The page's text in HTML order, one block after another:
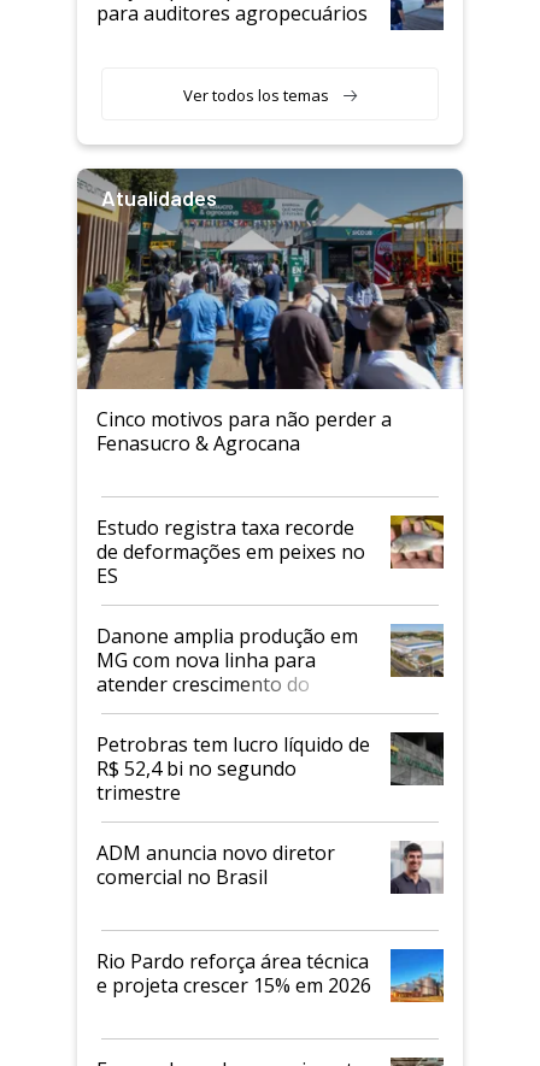
para auditores agropecuários
Ver todos los temas
Atualidades
Cinco motivos para não perder a
Fenasucro & Agrocana
Estudo registra taxa recorde
de deformações em peixes no
ES
Danone amplia produção em
MG com nova linha para
atender crescimento do
mercado de alimentos
proteicos
Petrobras tem lucro líquido de
R$ 52,4 bi no segundo
trimestre
ADM anuncia novo diretor
comercial no Brasil
Rio Pardo reforça área técnica
e projeta crescer 15% em 2026